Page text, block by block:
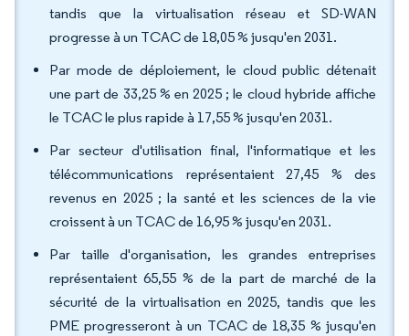
tandis que la virtualisation réseau et SD-WAN
progresse à un TCAC de 18,05 % jusqu'en 2031.
Par mode de déploiement, le cloud public détenait
une part de 33,25 % en 2025 ; le cloud hybride affiche
le TCAC le plus rapide à 17,55 % jusqu'en 2031.
Par secteur d'utilisation final, l'informatique et les
télécommunications représentaient 27,45 % des
revenus en 2025 ; la santé et les sciences de la vie
croissent à un TCAC de 16,95 % jusqu'en 2031.
Par taille d'organisation, les grandes entreprises
représentaient 65,55 % de la part de marché de la
sécurité de la virtualisation en 2025, tandis que les
PME progresseront à un TCAC de 18,35 % jusqu'en